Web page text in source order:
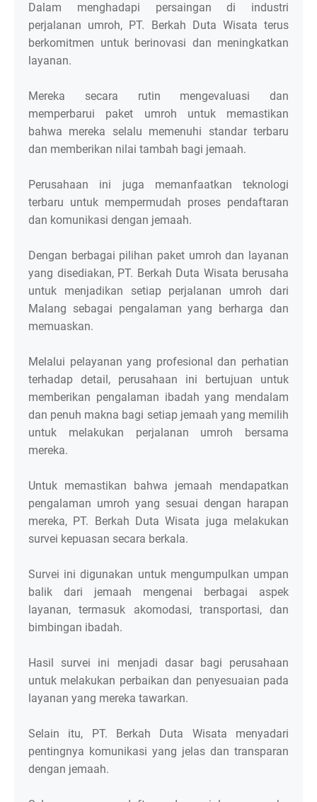
Dalam menghadapi persaingan di industri
perjalanan umroh, PT. Berkah Duta Wisata terus
berkomitmen untuk berinovasi dan meningkatkan
layanan.
Mereka secara rutin mengevaluasi dan
memperbarui paket umroh untuk memastikan
bahwa mereka selalu memenuhi standar terbaru
dan memberikan nilai tambah bagi jemaah.
Perusahaan ini juga memanfaatkan teknologi
terbaru untuk mempermudah proses pendaftaran
dan komunikasi dengan jemaah.
Dengan berbagai pilihan paket umroh dan layanan
yang disediakan, PT. Berkah Duta Wisata berusaha
untuk menjadikan setiap perjalanan umroh dari
Malang sebagai pengalaman yang berharga dan
memuaskan.
Melalui pelayanan yang profesional dan perhatian
terhadap detail, perusahaan ini bertujuan untuk
memberikan pengalaman ibadah yang mendalam
dan penuh makna bagi setiap jemaah yang memilih
untuk melakukan perjalanan umroh bersama
mereka.
Untuk memastikan bahwa jemaah mendapatkan
pengalaman umroh yang sesuai dengan harapan
mereka, PT. Berkah Duta Wisata juga melakukan
survei kepuasan secara berkala.
Survei ini digunakan untuk mengumpulkan umpan
balik dari jemaah mengenai berbagai aspek
layanan, termasuk akomodasi, transportasi, dan
bimbingan ibadah.
Hasil survei ini menjadi dasar bagi perusahaan
untuk melakukan perbaikan dan penyesuaian pada
layanan yang mereka tawarkan.
Selain itu, PT. Berkah Duta Wisata menyadari
pentingnya komunikasi yang jelas dan transparan
dengan jemaah.